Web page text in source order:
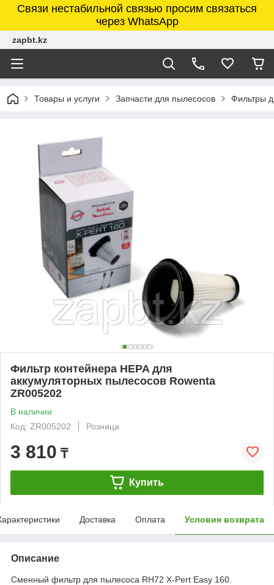
Связи нестабильной связью просим связаться
через WhatsApp
zapbt.kz
Товары и услуги Запчасти для пылесосов Фильтры
Фильтр контейнера HEPA для
аккумуляторных пылесосов Rowenta
ZR005202
В наличии
Код: ZR005202
Розница
3 810 ₸
Купить
Доставка Оплата Условия возврата
Описание
Сменный фильтр для пылесоса RH72 X-Pert Easy 160.